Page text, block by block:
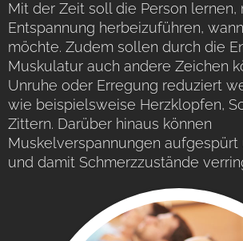
Mit der Zeit soll die Person lernen,
Entspannung herbeizuführen,
möchte. Zudem sollen durch die
Muskulatur auch andere Zeichen
Unruhe oder Erregung reduziert
wie beispielsweise Herzklopfen,
Zittern. Darüber hinaus können
Muskelverspannungen
und damit Schmerzzustände